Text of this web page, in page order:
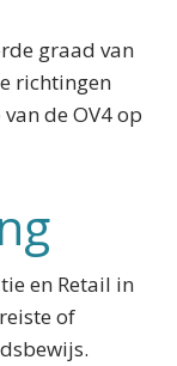
graad van
richtingen
de OV4 op
en Retail in
of